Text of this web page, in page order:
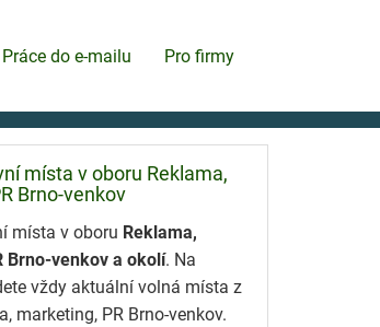
Práce do e-mailu Pro firmy
místa v oboru Reklama,
Brno-venkov
místa v oboru Reklama,
Brno-venkov a okolí. Na
vždy aktuální volná místa z
marketing, PR Brno-venkov.